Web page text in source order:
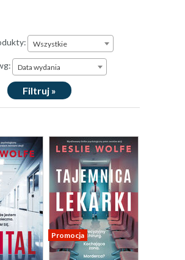
Wszystkie
Data wydania
Filtruj »
Promocja